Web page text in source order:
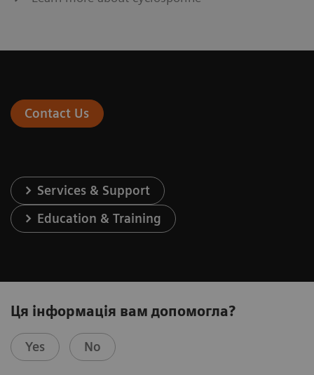
Contact Us
Services & Support
Education & Training
Ця інформація вам допомогла?
Yes No